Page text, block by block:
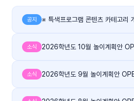
그
공지 ※ 특색프로그램 콘텐츠 카테고리
소식 2026학년도 10월 놀이계획안
소식 2026학년도 9월 놀이계획안